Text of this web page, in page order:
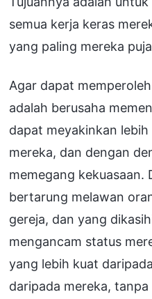
semua kerja keras
yang paling mereka
Agar dapat
adalah berusaha
dapat meyakinkan
mereka, dan dengan
memegang kekuasaan.
bertarung melawan
gereja, dan yang
mengancam status
yang lebih kuat
daripada mereka,